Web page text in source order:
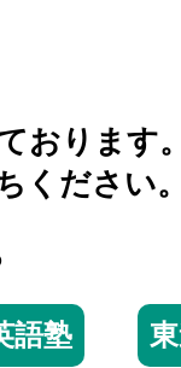
おります。
ください。
語塾